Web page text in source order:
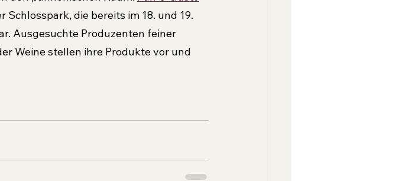
Schlosspark, die bereits im 18. und 19.
Ausgesuchte Produzenten feiner
Weine stellen ihre Produkte vor und